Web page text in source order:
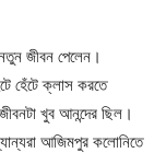
জীবন পেলেন।
হেঁটে ক্লাস করতে
খুব আনন্দের ছিল।
আজিমপুর কলোনিতে